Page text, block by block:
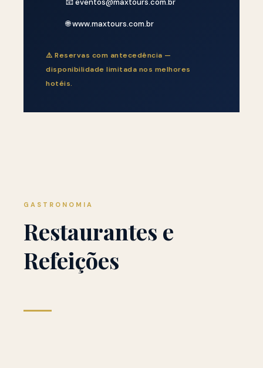
📧 eventos@maxtours.com.br
🌐 www.maxtours.com.br
⚠️ Reservas com antecedência —
disponibilidade limitada nos melhores
hotéis.
GASTRONOMIA
Restaurantes e
Refeições